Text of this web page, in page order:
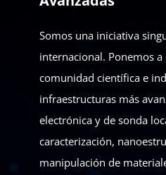
Somos una iniciativa
internacional. Ponemos
comunidad científica e
infraestructuras más
electrónica y de sonda
caracterización,
manipulación de